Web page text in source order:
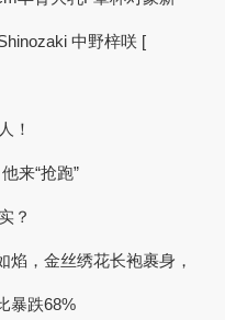
中野梓咲 [
！
来“抢跑”
？
，金丝绣花长袍裹身，
暴跌68%